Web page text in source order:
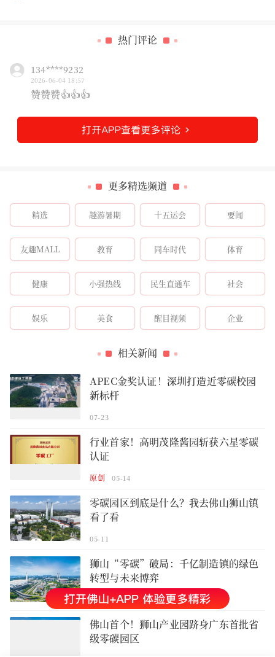
热门评论
134****9232
2026-06-04 18:57
赞赞赞👍👍👍
更多精选频道
精选 趣游暑期 十五运会 要闻
友趣MALL 教育 同车时代 体育
健康 小强热线 民生直通车 社会
娱乐 美食 醒目视频 企业
相关新闻
APEC金奖认证！深圳打造近零碳校园
新标杆
07-23
行业首家！高明茂隆酱园斩获六星零碳
认证
原创 05-14
零碳园区到底是什么？我去佛山狮山镇
看了看
05-11
狮山“零碳”破局：千亿制造镇的绿色
转型与未来博弈
原创 03-26
佛山首个！狮山产业园跻身广东首批省
级零碳园区